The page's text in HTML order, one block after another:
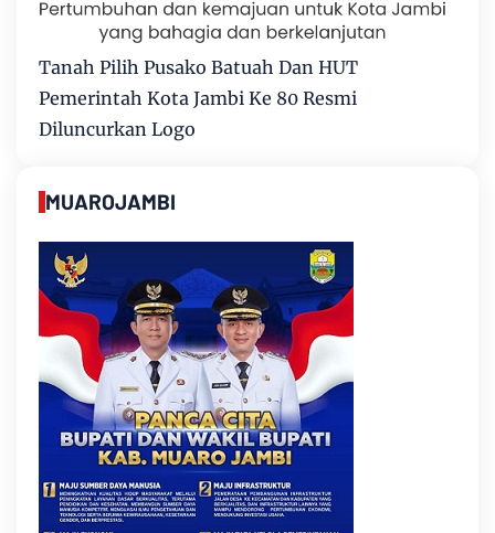
Tanah Pilih Pusako Batuah Dan HUT
Pemerintah Kota Jambi Ke 80 Resmi
Diluncurkan Logo
MUAROJAMBI